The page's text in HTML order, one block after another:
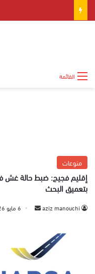
القائمة
منوعات
إقليم فجيج: ضبط حالة غش
بتعميق البحث
aziz manouchi
ب
ر
6 مايو 2026